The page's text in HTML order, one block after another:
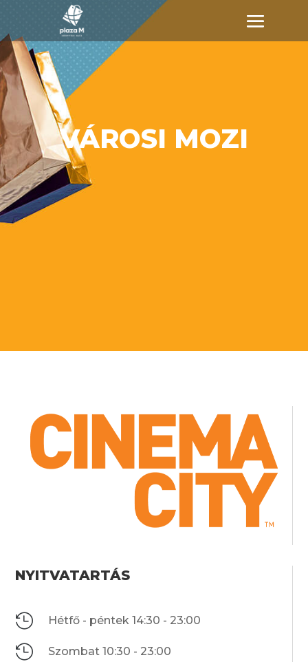
VÁROSI MOZI
NYITVATARTÁS
 Hétfő - péntek 14:30 - 23:00
 Szombat 10:30 - 23:00